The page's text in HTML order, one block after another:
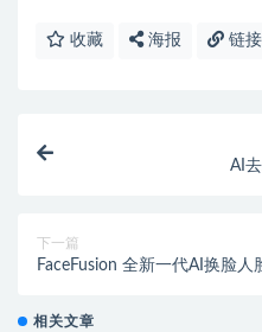
收藏 海报 链接
AI
下一篇
FaceFusion 全新一代AI换脸人
相关文章